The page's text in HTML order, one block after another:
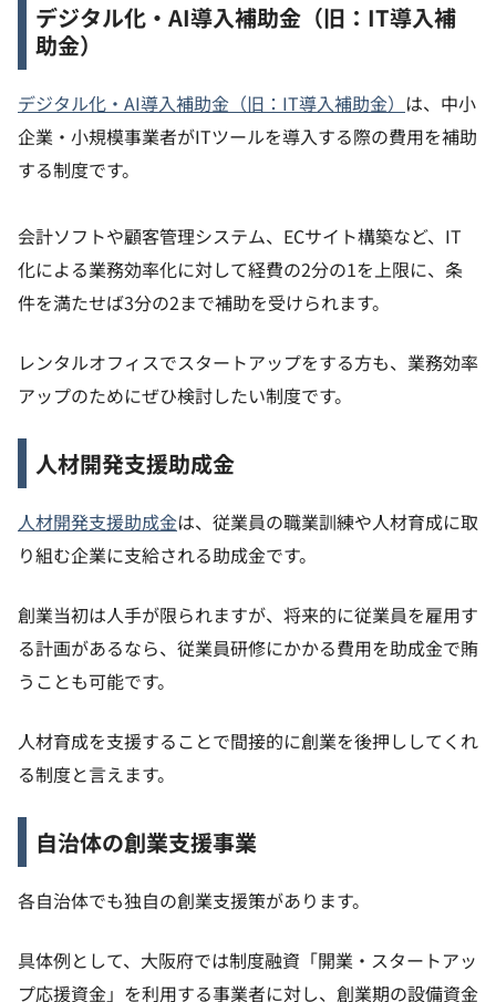
デジタル化・AI導入補助金（旧：IT導入補
助金）
デジタル化・AI導入補助金（旧：IT導入補助金） は、中小
企業・小規模事業者がITツールを導入する際の費用を補助
する制度です。
会計ソフトや顧客管理システム、ECサイト構築など、IT
化による業務効率化に対して経費の2分の1を上限に、条
件を満たせば3分の2まで補助を受けられます。
レンタルオフィスでスタートアップをする方も、業務効率
アップのためにぜひ検討したい制度です。
人材開発支援助成金
人材開発支援助成金は、従業員の職業訓練や人材育成に取
り組む企業に支給される助成金です。
創業当初は人手が限られますが、将来的に従業員を雇用す
る計画があるなら、従業員研修にかかる費用を助成金で賄
うことも可能です。
人材育成を支援することで間接的に創業を後押ししてくれ
る制度と言えます。
自治体の創業支援事業
各自治体でも独自の創業支援策があります。
具体例として、大阪府では制度融資「開業・スタートアッ
プ応援資金」を利用する事業者に対し、創業期の設備資金